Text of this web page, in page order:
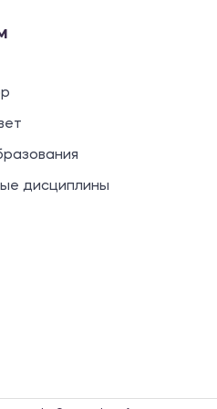
дисциплины